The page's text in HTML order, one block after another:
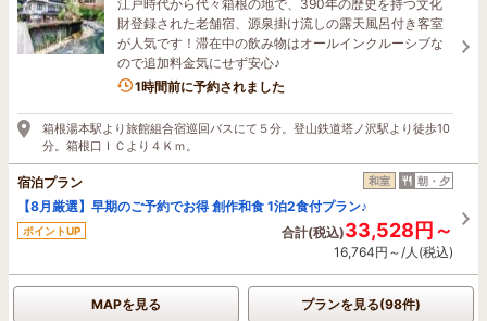
江戸時代から代々箱根の地で、390年の歴史を持つ文化
財登録された老舗宿、源泉掛け流しの露天風呂付き客室
が人気です！滞在中の飲み物はオールインクルーシブな
ので追加料金気にせず安心♪
2名がこの宿を見ています
1時間前に予約されました
箱根湯本駅より旅館組合宿巡回バスにて５分。登山鉄道塔ノ沢駅より徒歩10
分。箱根口ＩＣより４Ｋｍ。
宿泊プラン 和室 朝・夕
【8月厳選】早期のご予約でお得 創作和食 1泊2食付プラン♪
ポイントUP 合計(税込)33,528円～
16,764円～/人(税込)
MAPを見る プランを見る(98件)